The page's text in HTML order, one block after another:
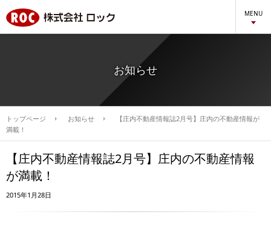
MENU
お知らせ
トップページ お知らせ
【庄内不動産情報誌2月号】庄内の不動産情報が
満載！
【庄内不動産情報誌2月号】庄内の不動産情報
が満載！
2015年1月28日